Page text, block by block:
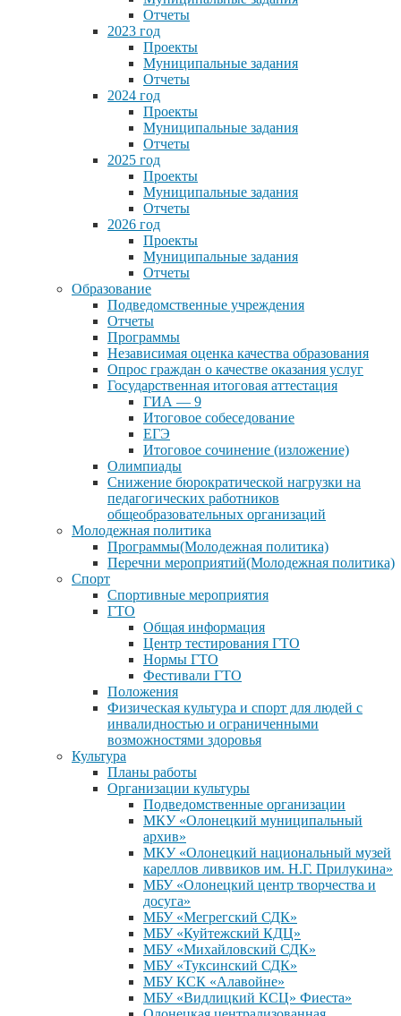
Отчеты
2023 год
Проекты
Муниципальные задания
Отчеты
2024 год
Проекты
Муниципальные задания
Отчеты
2025 год
Проекты
Муниципальные задания
Отчеты
2026 год
Проекты
Муниципальные задания
Отчеты
Образование
Подведомственные учреждения
Отчеты
Программы
Независимая оценка качества образования
Опрос граждан о качестве оказания услуг
Государственная итоговая аттестация
ГИА — 9
Итоговое собеседование
ЕГЭ
Итоговое сочинение (изложение)
Олимпиады
Снижение бюрократической нагрузки на
педагогических работников
общеобразовательных организаций
Молодежная политика
Программы(Молодежная политика)
Перечни мероприятий(Молодежная политика)
Спорт
Спортивные мероприятия
ГТО
Общая информация
Центр тестирования ГТО
Нормы ГТО
Фестивали ГТО
Положения
Физическая культура и спорт для людей с
инвалидностью и ограниченными
возможностями здоровья
Культура
Планы работы
Организации культуры
Подведомственные организации
МКУ «Олонецкий муниципальный
архив»
МКУ «Олонецкий национальный музей
кареллов ливвиков им. Н.Г. Прилукина»
МБУ «Олонецкий центр творчества и
досуга»
МБУ «Мегрегский СДК»
МБУ «Куйтежский КДЦ»
МБУ «Михайловский СДК»
МБУ «Туксинский СДК»
МБУ КСК «Алавойне»
МБУ «Видлицкий КСЦ» Фиеста»